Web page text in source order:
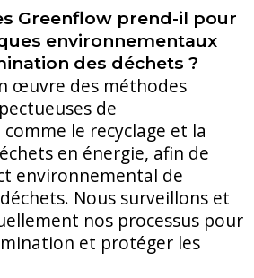
Greenflow prend-il pour
environnementaux
des déchets ?
œuvre des méthodes
de
le recyclage et la
en énergie, afin de
environnemental de
Nous surveillons et
nos processus pour
et protéger les